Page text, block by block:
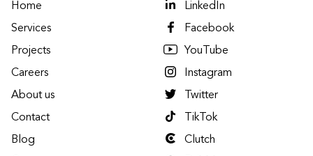
Home
Services
Projects
Careers
About us
Contact
Blog
LinkedIn
Facebook
YouTube
Instagram
Twitter
TikTok
Clutch